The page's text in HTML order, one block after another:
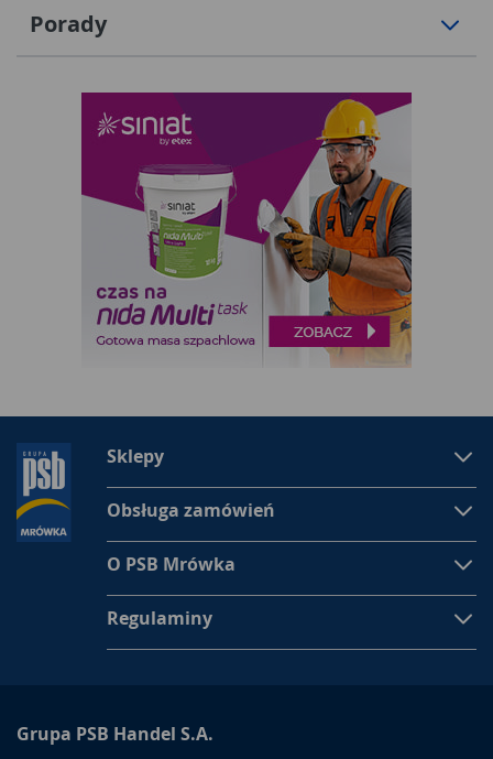
Porady
Sklepy
Obsługa zamówień
O PSB Mrówka
Regulaminy
Grupa PSB Handel S.A.